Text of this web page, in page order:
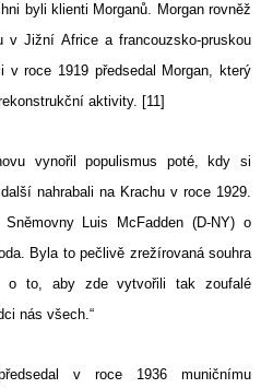
byli klienti Morganů. Morgan rovněž
v Jižní Africe a francouzsko-pruskou
v roce 1919 předsedal Morgan, který
aktivity. [11]
vynořil populismus poté, kdy si
nahrabali na Krachu v roce 1929.
Luis McFadden (D-NY) o
Byla to pečlivě zrežírovaná souhra
o to, aby zde vytvořili tak zoufalé
nás všech.“
v roce 1936 muničnímu